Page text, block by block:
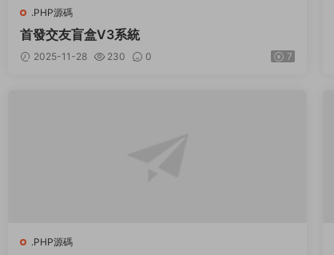
.PHP源碼
首發交友盲盒V3系統
2025-11-28 230 0 7
.PHP源碼